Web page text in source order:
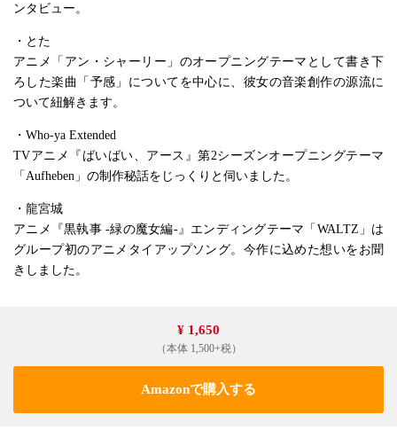
ンタビュー。
・とた
アニメ「アン・シャーリー」のオープニングテーマとして書き下
ろした楽曲「予感」についてを中心に、彼女の音楽創作の源流に
ついて紐解きます。
・Who-ya Extended
TVアニメ『ばいばい、アース』第2シーズンオープニングテーマ
「Aufheben」の制作秘話をじっくりと伺いました。
・龍宮城
アニメ『黒執事 -緑の魔女編-』エンディングテーマ「WALTZ」は
グループ初のアニメタイアップソング。今作に込めた想いをお聞
きしました。
¥ 1,650
（本体 1,500+税）
Amazonで購入する